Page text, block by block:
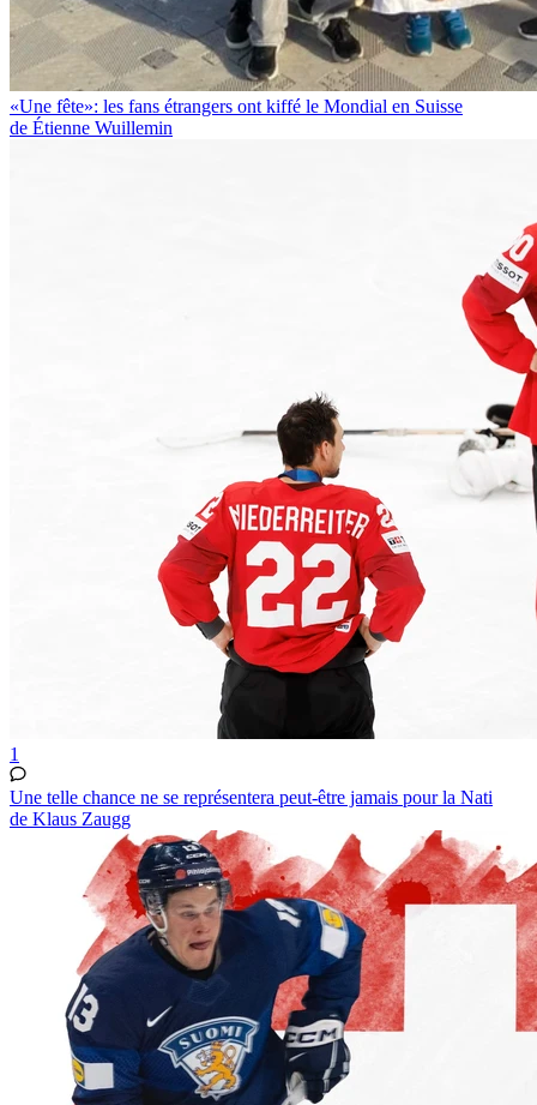
«Une fête»: les fans étrangers ont kiffé le Mondial en Suisse
de Étienne Wuillemin
1
Une telle chance ne se représentera peut-être jamais pour la Nati
de Klaus Zaugg